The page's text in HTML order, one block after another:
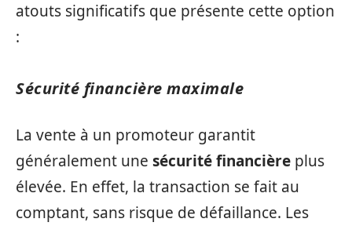
atouts significatifs que présente cette option
:
Sécurité financière maximale
La vente à un promoteur garantit
généralement une sécurité financière plus
élevée. En effet, la transaction se fait au
comptant, sans risque de défaillance. Les